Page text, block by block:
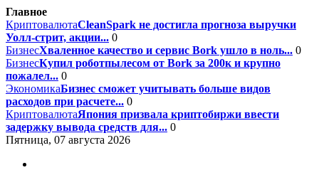
Главное
КриптовалютаCleanSpark не достигла прогноза выручки
Уолл-стрит, акции... 0
БизнесХваленное качество и сервис Bork ушло в ноль... 0
БизнесКупил роботпылесом от Bork за 200к и крупно
пожалел... 0
ЭкономикаБизнес сможет учитывать больше видов
расходов при расчете... 0
КриптовалютаЯпония призвала криптобиржи ввести
задержку вывода средств для... 0
Пятница, 07 августа 2026